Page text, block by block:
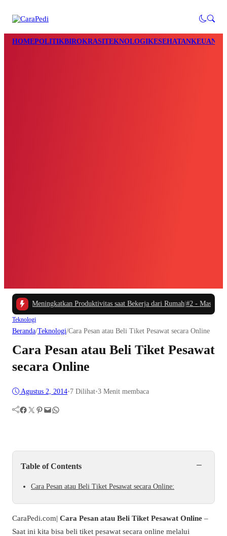
HOMEPOLITIKBIROKRASITEKNOLOGIKESEHATAN
dan Meningkatkan Produktivitas saat Bekerja dari Rumah|#2 -Masalah
Teknologi
Beranda/Teknologi/Cara Pesan atau Beli Tiket Pesawat secara Online
Cara Pesan atau Beli Tiket Pesawat
secara Online
Agustus 2, 2014•7 Dilihat•3 Menit membaca
Facebook Twitter Pinterest Mail WhatsApp
Table of Contents −
Cara Pesan atau Beli Tiket Pesawat secara Online:
CaraPedi.com| Cara Pesan atau Beli Tiket Pesawat Online –
Saat ini kita bisa beli tiket pesawat secara online melalui